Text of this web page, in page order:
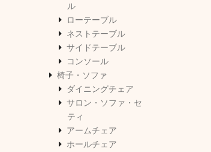
ル
ローテーブル
ネストテーブル
サイドテーブル
コンソール
椅子・ソファ
ダイニングチェア
サロン・ソファ・セ
ティ
アームチェア
ホールチェア